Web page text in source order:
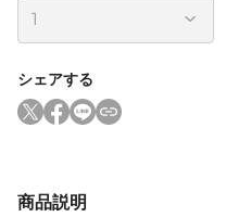
シェアする
商品説明